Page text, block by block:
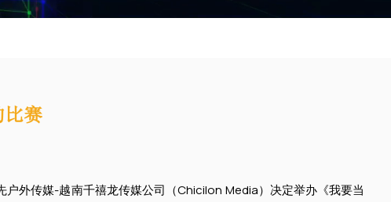
比赛
外传媒-越南千禧龙传媒公司（Chicilon Media）决定举办《我要当